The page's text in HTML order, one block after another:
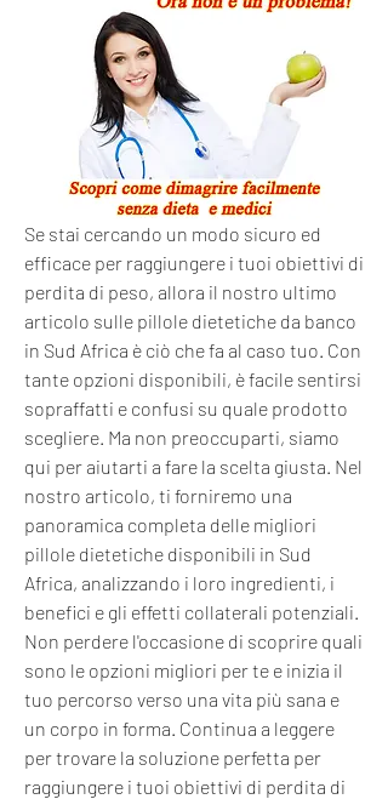
Se stai cercando un modo sicuro ed
efficace per raggiungere i tuoi obiettivi di
perdita di peso, allora il nostro ultimo
articolo sulle pillole dietetiche da banco
in Sud Africa è ciò che fa al caso tuo. Con
tante opzioni disponibili, è facile sentirsi
sopraffatti e confusi su quale prodotto
scegliere. Ma non preoccuparti, siamo
qui per aiutarti a fare la scelta giusta. Nel
nostro articolo, ti forniremo una
panoramica completa delle migliori
pillole dietetiche disponibili in Sud
Africa, analizzando i loro ingredienti, i
benefici e gli effetti collaterali potenziali.
Non perdere l'occasione di scoprire quali
sono le opzioni migliori per te e inizia il
tuo percorso verso una vita più sana e
un corpo in forma. Continua a leggere
per trovare la soluzione perfetta per
raggiungere i tuoi obiettivi di perdita di